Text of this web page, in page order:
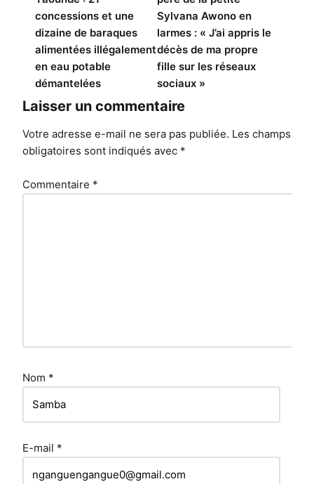
concessions et une
dizaine de baraques
alimentées illégalement
en eau potable
démantelées
Sylvana Awono en
larmes : « J’ai appris le
décès de ma propre
fille sur les réseaux
sociaux »
Laisser un commentaire
Votre adresse e-mail ne sera pas publiée. Les champs
obligatoires sont indiqués avec *
Commentaire *
Nom *
E-mail *